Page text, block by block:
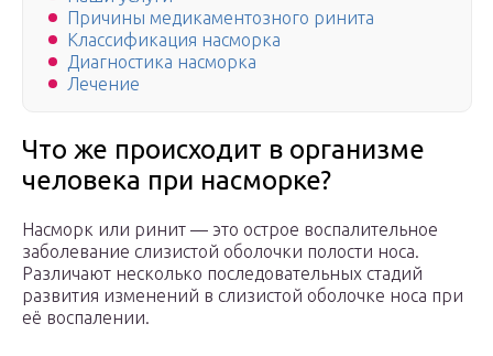
Причины медикаментозного ринита
Классификация насморка
Диагностика насморка
Лечение
Что же происходит в организме
человека при насморке?
Насморк или ринит — это острое воспалительное
заболевание слизистой оболочки полости носа.
Различают несколько последовательных стадий
развития изменений в слизистой оболочке носа при
её воспалении.